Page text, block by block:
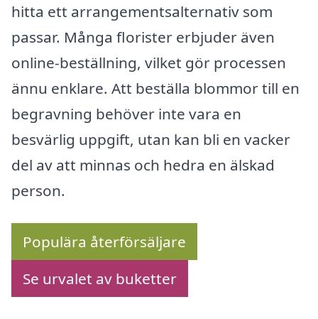
hitta ett arrangementsalternativ som
passar. Många florister erbjuder även
online-beställning, vilket gör processen
ännu enklare. Att beställa blommor till en
begravning behöver inte vara en
besvärlig uppgift, utan kan bli en vacker
del av att minnas och hedra en älskad
person.
Populära återförsäljare
Se urvalet av buketter